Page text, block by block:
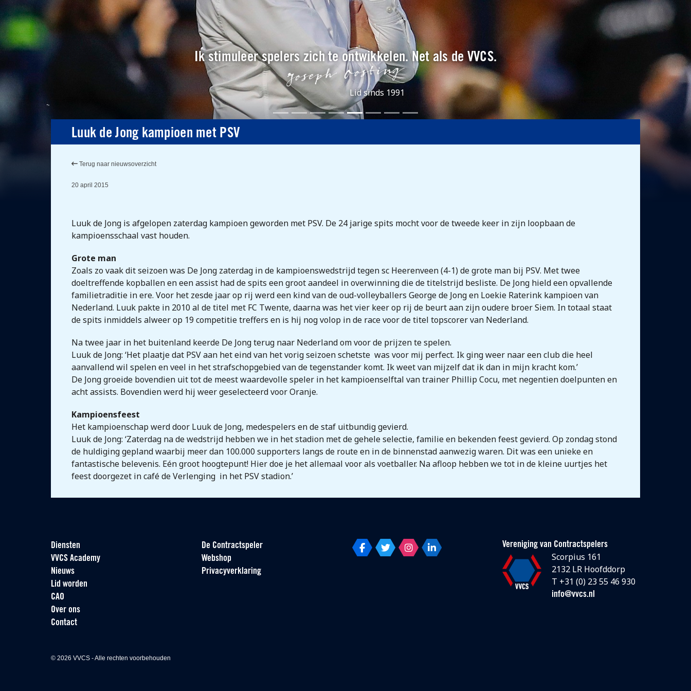
Ik stimuleer spelers zich te ontwikkelen. Net als de VVCS.
Lid sinds 1991
Luuk de Jong kampioen met PSV
Terug naar nieuwsoverzicht
20 april 2015
Luuk de Jong is afgelopen zaterdag kampioen geworden met PSV. De 24 jarige spits mocht voor de tweede keer in zijn loopbaan de
kampioensschaal vast houden.
Grote man
Zoals zo vaak dit seizoen was De Jong zaterdag in de kampioenswedstrijd tegen sc Heerenveen (4-1) de grote man bij PSV. Met twee
doeltreffende kopballen en een assist had de spits een groot aandeel in overwinning die de titelstrijd besliste. De Jong hield een opvallende
familietraditie in ere. Voor het zesde jaar op rij werd een kind van de oud-volleyballers George de Jong en Loekie Raterink kampioen van
Nederland. Luuk pakte in 2010 al de titel met FC Twente, daarna was het vier keer op rij de beurt aan zijn oudere broer Siem. In totaal staat
de spits inmiddels alweer op 19 competitie treffers en is hij nog volop in de race voor de titel topscorer van Nederland.
Na twee jaar in het buitenland keerde De Jong terug naar Nederland om voor de prijzen te spelen.
Luuk de Jong: ‘Het plaatje dat PSV aan het eind van het vorig seizoen schetste was voor mij perfect. Ik ging weer naar een club die heel
aanvallend wil spelen en veel in het strafschopgebied van de tegenstander komt. Ik weet van mijzelf dat ik dan in mijn kracht kom.’
De Jong groeide bovendien uit tot de meest waardevolle speler in het kampioenselftal van trainer Phillip Cocu, met negentien doelpunten en
acht assists. Bovendien werd hij weer geselecteerd voor Oranje.
Kampioensfeest
Het kampioenschap werd door Luuk de Jong, medespelers en de staf uitbundig gevierd.
Luuk de Jong: ‘Zaterdag na de wedstrijd hebben we in het stadion met de gehele selectie, familie en bekenden feest gevierd. Op zondag stond
de huldiging gepland waarbij meer dan 100.000 supporters langs de route en in de binnenstad aanwezig waren. Dit was een unieke en
fantastische belevenis. Eén groot hoogtepunt! Hier doe je het allemaal voor als voetballer. Na afloop hebben we tot in de kleine uurtjes het
feest doorgezet in café de Verlenging in het PSV stadion.’
Diensten
VVCS Academy
Nieuws
Lid worden
CAO
Over ons
Contact
De Contractspeler
Webshop
Privacyverklaring
Vereniging van Contractspelers
Scorpius 161
2132 LR Hoofddorp
T +31 (0) 23 55 46 930
info@vvcs.nl
© 2026 VVCS - Alle rechten voorbehouden